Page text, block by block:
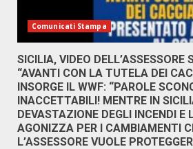
Comunicati Stampa
SICILIA, VIDEO DELL’ASSESSORE
“AVANTI CON LA TUTELA DEI
INSORGE IL WWF: “PAROLE
INACCETTABILI! MENTRE IN
DEVASTAZIONE DEGLI INCENDI E
AGONIZZA PER I CAMBIAMENTI
L’ASSESSORE VUOLE